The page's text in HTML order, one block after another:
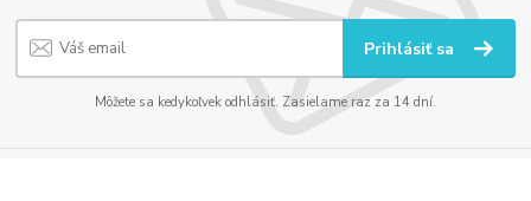
Prihlásiť sa
Môžete sa kedykoľvek odhlásiť. Zasielame raz za 14 dní.